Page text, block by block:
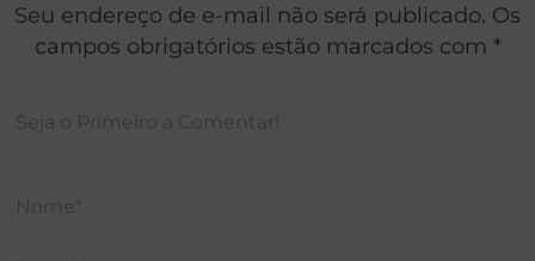
Seu endereço de e-mail não será publicado. Os
campos obrigatórios estão marcados com *